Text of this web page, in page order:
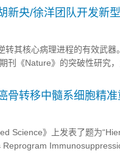
新央/徐洋团队开发新
化
其核心病理进程的有效武器
刊《Nature》的突破性研究
疫微环境，显著抑制导致心
骨转移中髓系细胞精准
Science》上发表了题为